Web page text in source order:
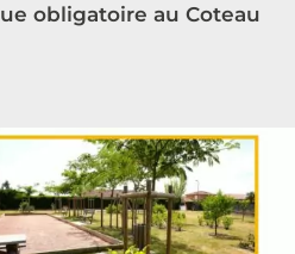
obligatoire au Coteau